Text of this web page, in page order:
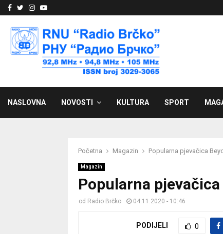
Facebook
Twitter
Instagram
Youtube
NASLOVNA NOVOSTI KULTURA SPORT
Početna Magazin Popularna pjevačica
Magazin
Popularna
od Radio Brčko 04.11.2020 - 10:46
PODIJELI 0